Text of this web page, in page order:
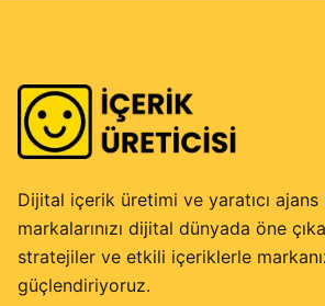
Dijital içerik üretimi ve yaratıcı
markalarınızı dijital dünyada öne
stratejiler ve etkili içeriklerle
güçlendiriyoruz.